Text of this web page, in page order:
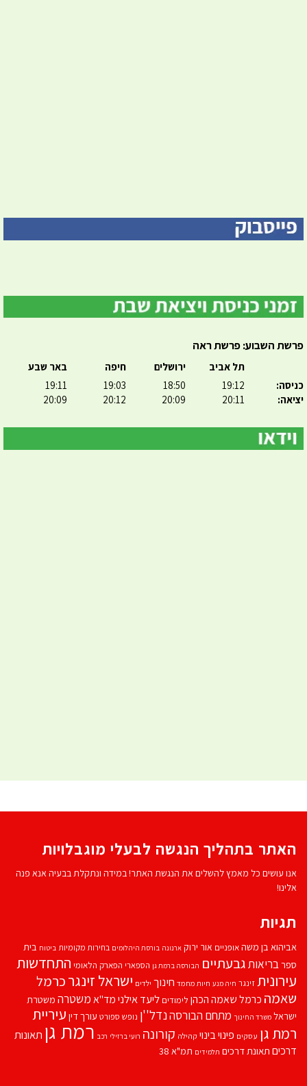
פרשת השבוע: פרשת ראה
כניסה:
יציאה:
תל אביב
19:12
20:11
ירושלים
18:50
20:09
חיפה
19:03
20:12
באר שבע
19:11
20:09
האתר בתהליך הנגשה לבעלי מוגבלויות
אנו עושים כל מאמץ להשלים את הנגשת האתר! במידה ונתקלת בבעיה אנא פנה
אלינו!
תגיות
אביהוא בן משהאופניים אור ירוק ארנונה בורסת היהלומים בחירות מקומיות ביטוח בית
ספרבריאותגבעתיים הבורסה ברמת גן הספארי הפארק הלאומי התחדשות
עירוניתזינגר חיה מנע חיות מחמד חינוך ילדים ישראל זינגרכרמל
שאמה כרמל שאמה הכהן לימודים ליעד אילנימד''אמשטרה משטרת
ישראל משרד החינוך מתחם הבורסהנדל''ן נופש ספורט עורך דין עיריית
רמת גן עסקים פינוי בינוי קהילה קורונה רועי ברזילי רכב רמת גן תאונות
דרכים תאונת דרכים תלמידים תמ"א 38